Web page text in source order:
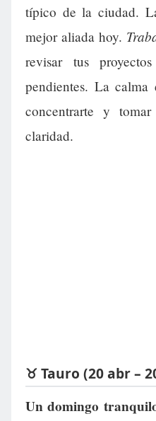
típico de la ciudad.
mejor aliada hoy.
revisar tus
pendientes. La
concentrarte y
claridad.
♉ Tauro (20 abr –
Un domingo